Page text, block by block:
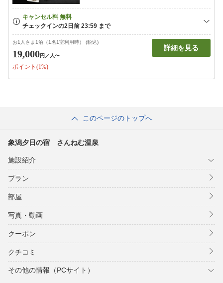
お1人さま1泊（1名1室利用時） (税込)
19,000円 ／人〜
ポイント(1%)
詳細を見る
このページのトップへ
象潟夕日の宿 さんねむ温泉
施設紹介
プラン
部屋
写真・動画
クーポン
クチコミ
その他の情報（PCサイト）